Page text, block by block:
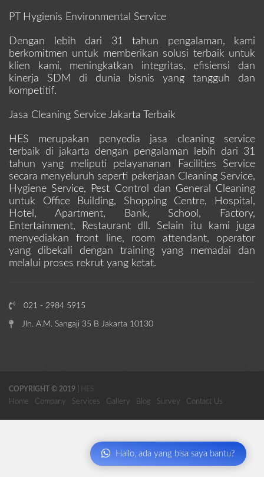
Hallo, ada yang bisa saya bantu?
PT Hygienis Environmental Service
Dengan lebih dari 31 tahun pengalaman, kami
berkomitmen untuk memberikan solusi terbaik untuk
klien kami, meningkatkan integritas, efisiensi dan
kinerja SDM di dunia bisnis yang tangguh dan
kompetitif.
Jasa Cleaning Service Jakarta Terbaik
HES merupakan penyedia jasa cleaning service
terbaik di jakarta dengan pengalaman lebih dari 31
tahun yang meliputi pelayananan Facilities Service
secara menyeluruh seperti pekerjaan Cleaning Service,
Hygiene Service, Pest Control dan General Cleaning
untuk Office Building, Shopping Centre, Hospital,
Hotel, Apartment, Bank, School, Factory,
Entertainment, Restaurant dll. Selain itu kami juga
menyediakan front line, room attendant, operator
yang dibekali dengan training yang memadai dan
melalui proses rekrut yang ketat.
021 - 2984 5915
Jln. A.M. Sangaji 35 B Jakarta 10130
COPYRIGHT © 2019 |
Home Company Services Gallery Blog Survey Contact Us